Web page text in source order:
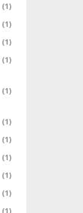
(1)
(1)
(1)
(1)
(1)
(1)
(1)
(1)
(1)
(1)
(1)